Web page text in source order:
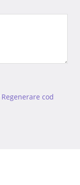
Regenerare cod